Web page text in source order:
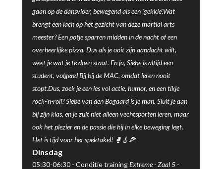
gaan op de dansvloer, bewegend als een 'gekkie'.Wat
brengt een lach op het gezicht van deze martial arts
meester? Een potje sparren midden in de nacht of een
overheerlijke pizza. Dus als je ooit zijn aandacht wilt,
weet je wat je te doen staat. En ja, Siebe is altijd een
student, volgend Bjj bij de MAC, omdat leren nooit
stopt.Dus, zoek je een les vol actie, humor, en een tikje
rock-'n-roll? Siebe van den Bogaard is je man. Sluit je aan
bij zijn klas, en je zult niet alleen vechtsporten leren, maar
ook het plezier en de passie die hij in elke beweging legt.
Het is tijd voor het spektakel! 🥊🎸🍕
Dinsdag
05:30-06:30 - Conditie trainingExtreme -Zaal 5-